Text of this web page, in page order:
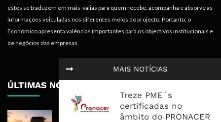
MAIS NOTÍCIAS
Treze PME´s
certificadas no
âmbito do PRONACER
estes se traduzem em mais-valias para quem recebe, acompanha e absorve as
informações veiculadas nos diferentes meios do projecto. Portanto, o
Económico apresenta valências importantes para os objectivos institucionais e
de negócios das empresas.
ÚLTIMAS NOTÍCIAS
Rovuma LNG Avança Com Selecção